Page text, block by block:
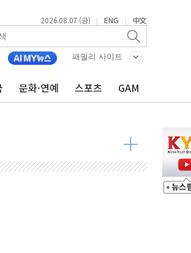
2026.08.07 (금) | ENG | 中文
패밀리 사이트
문화·연예 스포츠 GAM
은 제자리
할인
정...5년 더 보호
기 고객 묶는다